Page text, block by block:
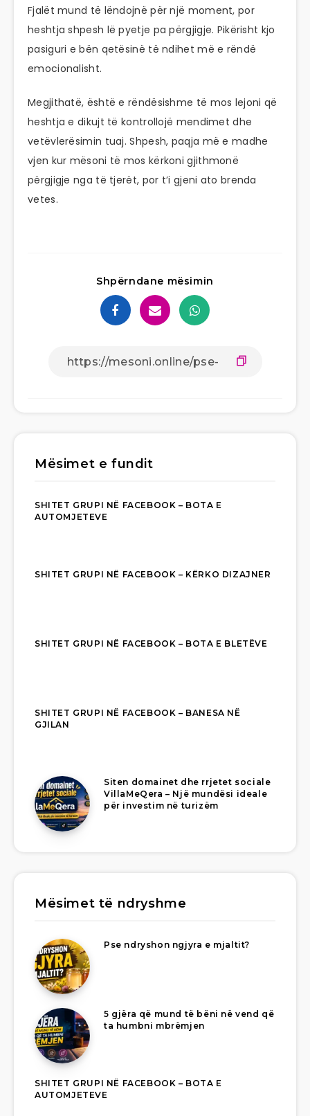
Fjalët mund të lëndojnë për një moment, por
heshtja shpesh lë pyetje pa përgjigje. Pikërisht kjo
pasiguri e bën qetësinë të ndihet më e rëndë
emocionalisht.
Megjithatë, është e rëndësishme të mos lejoni që
heshtja e dikujt të kontrollojë mendimet dhe
vetëvlerësimin tuaj. Shpesh, paqja më e madhe
vjen kur mësoni të mos kërkoni gjithmonë
përgjigje nga të tjerët, por t’i gjeni ato brenda
vetes.
Shpërndane mësimin
Mësimet e fundit
SHITET GRUPI NË FACEBOOK – BOTA E
AUTOMJETEVE
SHITET GRUPI NË FACEBOOK – KËRKO DIZAJNER
SHITET GRUPI NË FACEBOOK – BOTA E BLETËVE
SHITET GRUPI NË FACEBOOK – BANESA NË
GJILAN
Siten domainet dhe rrjetet sociale
VillaMeQera – Një mundësi ideale
për investim në turizëm
Mësimet të ndryshme
Pse ndryshon ngjyra e mjaltit?
5 gjëra që mund të bëni në vend që
ta humbni mbrëmjen
SHITET GRUPI NË FACEBOOK – BOTA E
AUTOMJETEVE